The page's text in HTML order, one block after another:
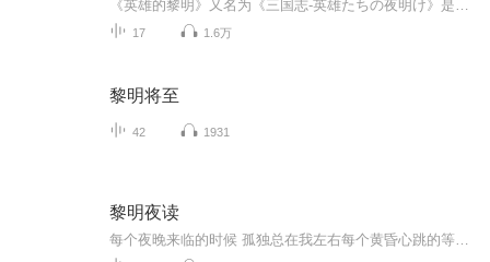
17 1.6万
黎明将至
42 1931
黎明夜读